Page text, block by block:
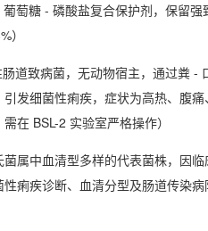
萄糖 - 磷酸盐复合保护剂，保留强
）
道致病菌，无动物宿主，通过粪 -
发细菌性痢疾，症状为高热、腹痛
在 BSL-2 实验室严格操作）
属中血清型多样的代表菌株，因临
痢疾诊断、血清分型及肠道传染病